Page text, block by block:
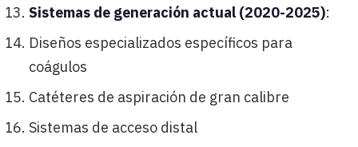
Sistemas de generación actual (2020-2025):
Diseños especializados específicos para
coágulos
Catéteres de aspiración de gran calibre
Sistemas de acceso distal